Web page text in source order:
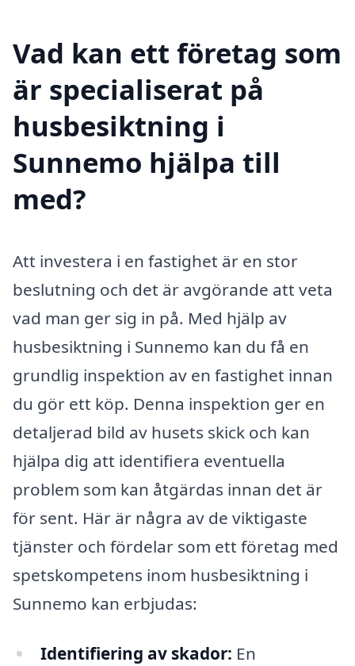
Vad kan ett företag som
är specialiserat på
husbesiktning i
Sunnemo hjälpa till
med?
Att investera i en fastighet är en stor
beslutning och det är avgörande att veta
vad man ger sig in på. Med hjälp av
husbesiktning i Sunnemo kan du få en
grundlig inspektion av en fastighet innan
du gör ett köp. Denna inspektion ger en
detaljerad bild av husets skick och kan
hjälpa dig att identifiera eventuella
problem som kan åtgärdas innan det är
för sent. Här är några av de viktigaste
tjänster och fördelar som ett företag med
spetskompetens inom husbesiktning i
Sunnemo kan erbjudas:
Identifiering av skador: En